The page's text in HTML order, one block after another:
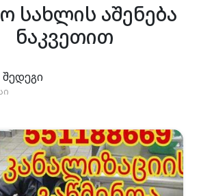
სახლის აშენება
ნაკვეთით
შედეგი